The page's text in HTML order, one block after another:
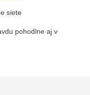
siete
pohodlne aj v